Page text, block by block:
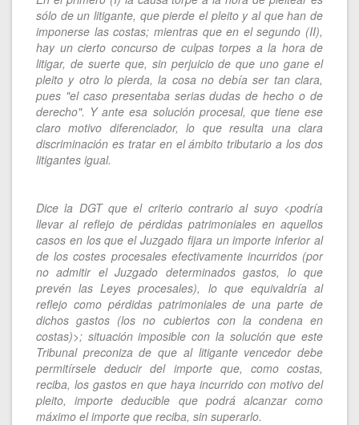
sólo de un litigante, que pierde el pleito y al que han de
imponerse las costas; mientras que en el segundo (II),
hay un cierto concurso de culpas torpes a la hora de
litigar, de suerte que, sin perjuicio de que uno gane el
pleito y otro lo pierda, la cosa no debía ser tan clara,
pues "el caso presentaba serias dudas de hecho o de
derecho". Y ante esa solución procesal, que tiene ese
claro motivo diferenciador, lo que resulta una clara
discriminación es tratar en el ámbito tributario a los dos
litigantes igual.
Dice la DGT que el criterio contrario al suyo <podría
llevar al reflejo de pérdidas patrimoniales en aquellos
casos en los que el Juzgado fijara un importe inferior al
de los costes procesales efectivamente incurridos (por
no admitir el Juzgado determinados gastos, lo que
prevén las Leyes procesales), lo que equivaldría al
reflejo como pérdidas patrimoniales de una parte de
dichos gastos (los no cubiertos con la condena en
costas)>; situación imposible con la solución que este
Tribunal preconiza de que al litigante vencedor debe
permitírsele deducir del importe que, como costas,
reciba, los gastos en que haya incurrido con motivo del
pleito, importe deducible que podrá alcanzar como
máximo el importe que reciba, sin superarlo.